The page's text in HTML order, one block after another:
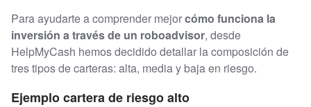
Para ayudarte a comprender mejorcómo funciona la
inversión a través de un roboadvisor, desde
HelpMyCash hemos decidido detallar la composición de
tres tipos de carteras: alta, media y baja en riesgo.
Ejemplo cartera de riesgo alto